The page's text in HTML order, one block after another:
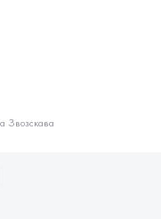
Звозскава